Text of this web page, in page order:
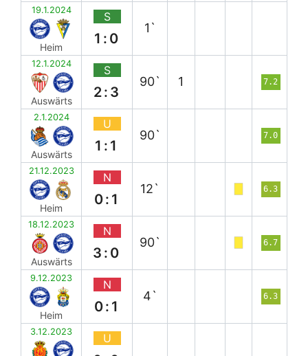
19.1.2024
Heim
S
1:0
1`
12.1.2024
Auswärts
S
2:3
90` 1 7.2
2.1.2024
Auswärts
U
1:1
90` 7.0
21.12.2023
Heim
N
0:1
12` 6.3
18.12.2023
Auswärts
N
3:0
90` 6.7
9.12.2023
Heim
N
0:1
4` 6.3
3.12.2023 U